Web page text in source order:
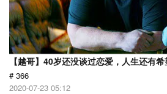
【越哥】40岁还没谈过恋爱，人生还有希
# 366
2020-07-23 05:12